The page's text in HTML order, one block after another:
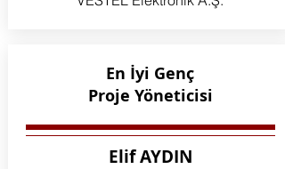
En İyi Genç
Proje Yöneticisi
Elif AYDIN